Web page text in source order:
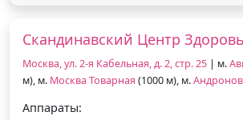
Скандинавский Центр
Москва, ул. 2-я Кабельная, д. 2, стр. 25 | м.
м), м. Москва Товарная (1000 м), м.
Аппараты: